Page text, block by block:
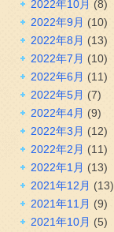
2022年10月 (8)
2022年9月 (10)
2022年8月 (13)
2022年7月 (10)
2022年6月 (11)
2022年5月 (7)
2022年4月 (9)
2022年3月 (12)
2022年2月 (11)
2022年1月 (13)
2021年12月 (13)
2021年11月 (9)
2021年10月 (5)